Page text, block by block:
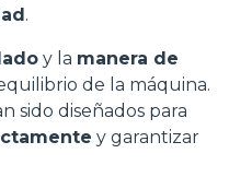
.
y la manera de
de la máquina.
sido diseñados para
y garantizar